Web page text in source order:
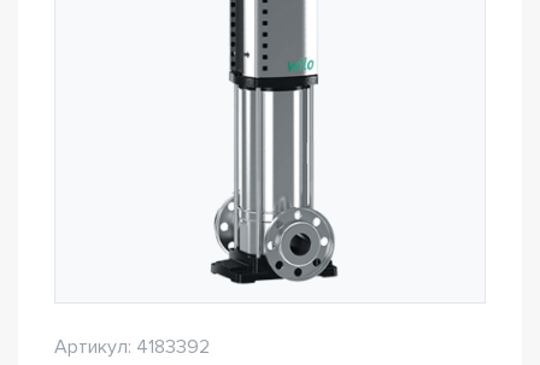
Артикул: 4183392